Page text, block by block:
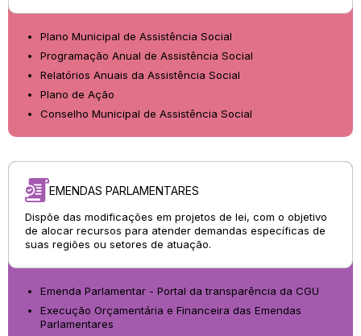
Plano Municipal de Assistência Social
Programação Anual de Assistência Social
Relatórios Anuais da Assistência Social
Plano de Ação
Conselho Municipal de Assistência Social
EMENDAS PARLAMENTARES
Dispõe das modificações em projetos de lei, com o objetivo
de alocar recursos para atender demandas específicas de
suas regiões ou setores de atuação.
Emenda Parlamentar - Portal da transparência da CGU
Execução Orçamentária e Financeira das Emendas
Parlamentares